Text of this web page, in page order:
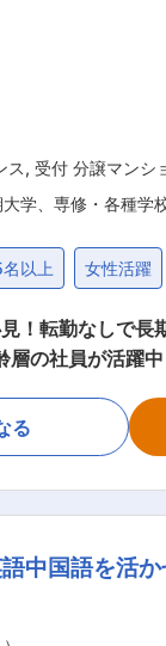
ス, 受付 分譲マンシ
学、専修・各種学
以上 女性活躍
で長期的に働ける
層の社員が活
で、コンシェ
物件の常駐リー
理規約等の閲覧
合せ先紹介・取
る
中国語を活